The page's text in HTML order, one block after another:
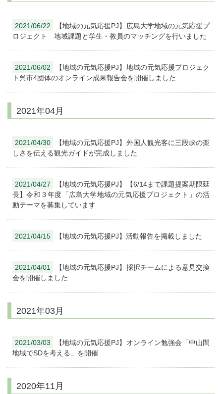
2021/06/22
【地域の元気応援PJ】広島大学地域の元気応援プ
ロジェクト 地域課題と学生・教員のマッチングを行いました
2021/06/02
【地域の元気応援PJ】地域の元気応援プロジェク
ト呉市4団体のオンライン成果報告会を開催しました
2021年04月
2021/04/30
【地域の元気応援PJ】外国人観光客に三段峡の楽
しさを伝える観光ガイドが完成しました
2021/04/27
【地域の元気応援PJ】【6/14まで課題提案期限延
長】令和３年度「広島大学地域の元気応援プロジェクト」の活
動テーマを募集しています
2021/04/15 【地域の元気応援PJ】活動報告を掲載しました
2021/04/01
【地域の元気応援PJ】採択チームによる意見交換
会を開催しました
2021年03月
2021/03/03
【地域の元気応援PJ】オンライン勉強会「中山間
地域でSDを考える」を開催
2020年11月